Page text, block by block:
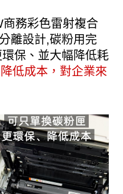
務彩色雷射複合
離設計,碳粉用完
保、並大幅降低耗
降低成本，對企業來